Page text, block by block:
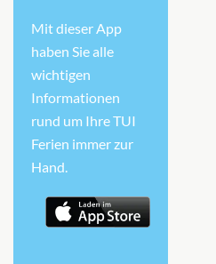
Mit dieser App
haben Sie alle
wichtigen
Informationen
rund um Ihre TUI
Ferien immer zur
Hand.